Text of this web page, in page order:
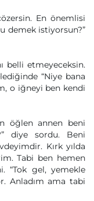
En önemlisi
demek istiyorsun?”
belli etmeyeceksin.
“Niye bana
o iğneyi ben kendi
öğlen annen beni
diye sordu. Beni
Kırk yılda
Tabi ben hemen
“Tok gel, yemekle
Anladım ama tabi